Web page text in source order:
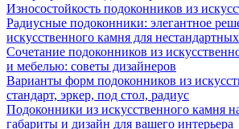
Износостойкость подоконников из
Радиусные подоконники: элегантное
искусственного камня для
Сочетание подоконников из
и мебелью: советы дизайнеров
Варианты форм подоконников из
стандарт, эркер, под стол, радиус
Подоконники из искусственного камня
габариты и дизайн для вашего интерьера